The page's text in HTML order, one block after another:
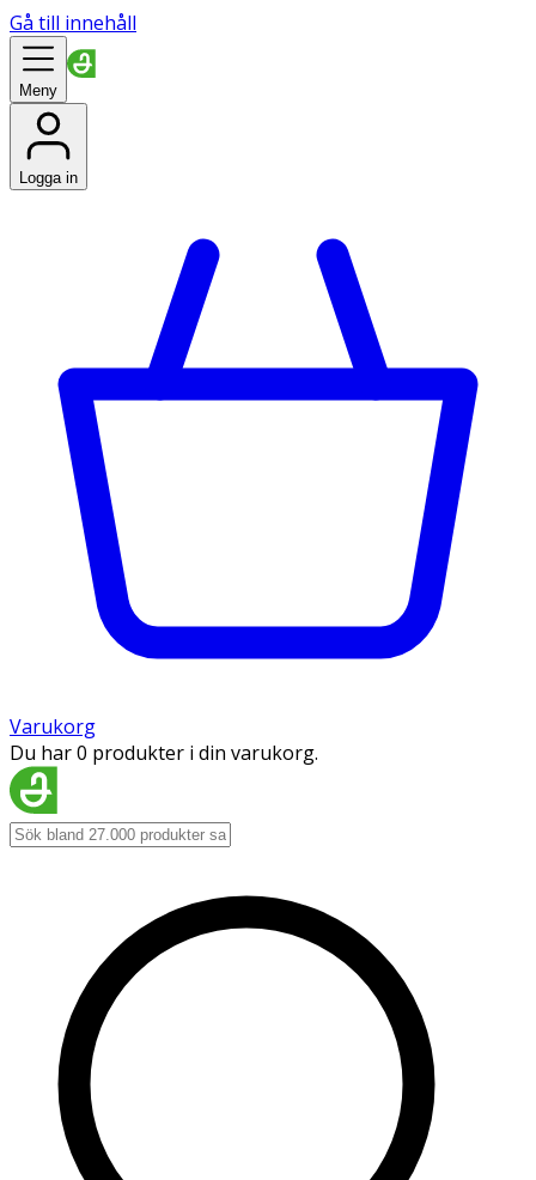
Gå till innehåll
Meny
Logga in
Varukorg
Du har 0 produkter i din varukorg.